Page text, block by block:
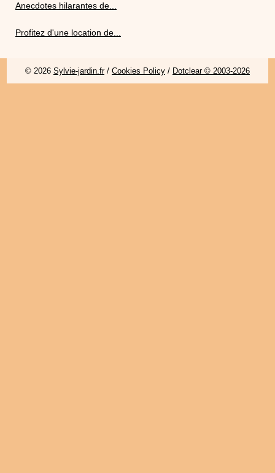
Anecdotes hilarantes de...
Profitez d'une location de...
© 2026 Sylvie-jardin.fr/ Cookies Policy / Dotclear © 2003-2026